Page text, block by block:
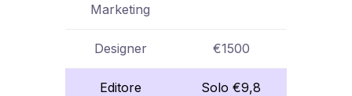
Marketing
Designer €1500
Editore
Solo €9,8